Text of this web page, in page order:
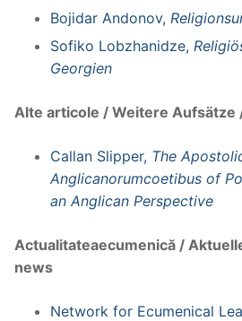
Bojidar Andonov,
Sofiko Lobzhanidze,
Georgien
Alte articole / Weitere Aufsätze
Callan Slipper, The
Anglicanorumcoetibus of
an Anglican Perspective
Actualitateaecumenică /
news
Network for Ecumenical